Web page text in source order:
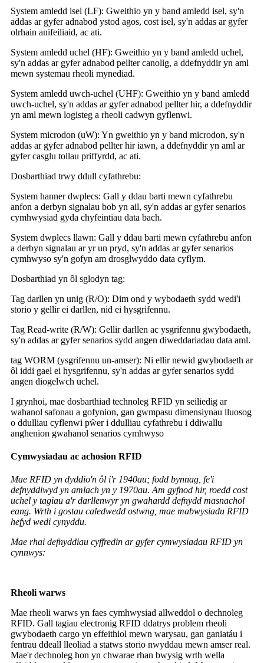
‌System amledd isel (LF): Gweithio yn y band amledd isel, sy'n
addas ar gyfer adnabod ystod agos, cost isel, sy'n addas ar gyfer
olrhain anifeiliaid, ac ati.
‌System amledd uchel (HF): Gweithio yn y band amledd uchel,
sy'n addas ar gyfer adnabod pellter canolig, a ddefnyddir yn aml
mewn systemau rheoli mynediad.
System amledd uwch-uchel (UHF): Gweithio yn y band amledd
uwch-uchel, sy'n addas ar gyfer adnabod pellter hir, a ddefnyddir
yn aml mewn logisteg a rheoli cadwyn gyflenwi.
‌System microdon (uW): Yn gweithio yn y band microdon, sy'n
addas ar gyfer adnabod pellter hir iawn, a ddefnyddir yn aml ar
gyfer casglu tollau priffyrdd, ac ati.
Dosbarthiad trwy ddull cyfathrebu:
‌System hanner dwplecs‌: Gall y ddau barti mewn cyfathrebu
anfon a derbyn signalau bob yn ail, sy'n addas ar gyfer senarios
cymhwysiad gyda chyfeintiau data bach.
‌System dwplecs llawn‌: Gall y ddau barti mewn cyfathrebu anfon
a derbyn signalau ar yr un pryd, sy'n addas ar gyfer senarios
cymhwyso sy'n gofyn am drosglwyddo data cyflym.
Dosbarthiad yn ôl sglodyn tag:
Tag darllen yn unig (R/O): Dim ond y wybodaeth sydd wedi'i
storio y gellir ei darllen, nid ei hysgrifennu.
Tag ‌Read-write (R/W)‌: Gellir darllen ac ysgrifennu gwybodaeth,
sy'n addas ar gyfer senarios sydd angen diweddariadau data aml.
‌tag WORM (ysgrifennu un-amser): Ni ellir newid gwybodaeth ar
ôl iddi gael ei hysgrifennu, sy'n addas ar gyfer senarios sydd
angen diogelwch uchel.
I grynhoi, mae dosbarthiad technoleg RFID yn seiliedig ar
wahanol safonau a gofynion, gan gwmpasu dimensiynau lluosog
o ddulliau cyflenwi pŵer i ddulliau cyfathrebu i ddiwallu
anghenion gwahanol senarios cymhwyso
Cymwysiadau ac achosion RFID
Mae RFID yn dyddio'n ôl i'r 1940au; fodd bynnag, fe'i
defnyddiwyd yn amlach yn y 1970au. Am gyfnod hir, roedd cost
uchel y tagiau a'r darllenwyr yn gwahardd defnydd masnachol
eang. Wrth i gostau caledwedd ostwng, mae mabwysiadu RFID
hefyd wedi cynyddu.
Mae rhai defnyddiau cyffredin ar gyfer cymwysiadau RFID yn
cynnwys:
Rheoli warws
Mae rheoli warws yn faes cymhwysiad allweddol o dechnoleg
RFID. Gall tagiau electronig RFID ddatrys problem rheoli
gwybodaeth cargo yn effeithiol mewn warysau, gan ganiatáu i
fentrau ddeall lleoliad a statws storio nwyddau mewn amser real.
Mae'r dechnoleg hon yn chwarae rhan bwysig wrth wella